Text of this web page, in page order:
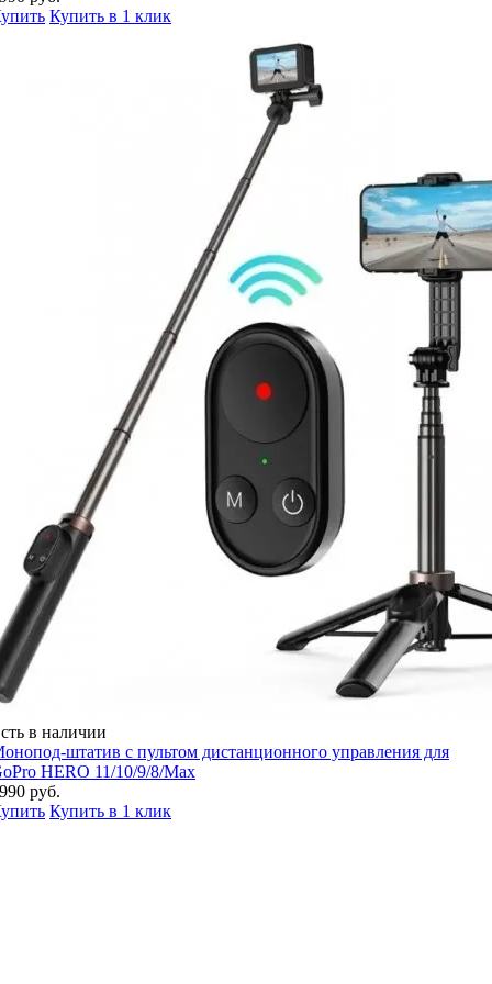
Купить в 1 клик
в наличии
штатив с пультом дистанционного управления для
HERO 11/10/9/8/Max
руб.
Купить в 1 клик